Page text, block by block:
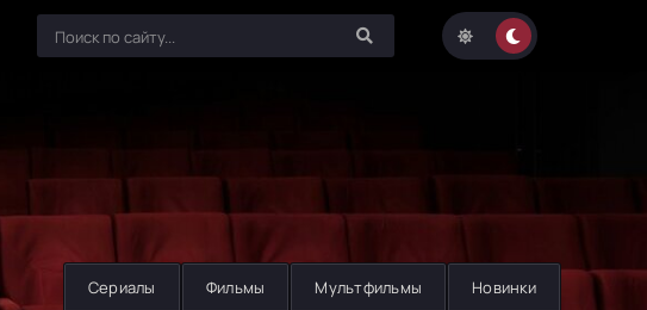
Сериалы Фильмы Мультфильмы Новинки